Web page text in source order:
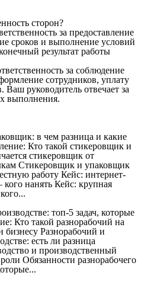
сторон?
за предоставление
сроков и выполнение условий
результат работы
за соблюдение
сотрудников, уплату
руководитель отвечает за
выполнения.
в чем разница и какие
Кто такой стикеровщик и
стикеровщик от
Стикеровщик и упаковщик
работу Кейс: интернет-
нанять Кейс: крупная
топ-5 задач, которые
Кто такой разнорабочий на
бизнесу Разнорабочий и
есть ли разница
и производственный
Обязанности разнорабочего